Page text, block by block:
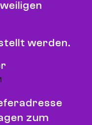
werden.
zum